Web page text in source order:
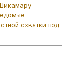
схватки под